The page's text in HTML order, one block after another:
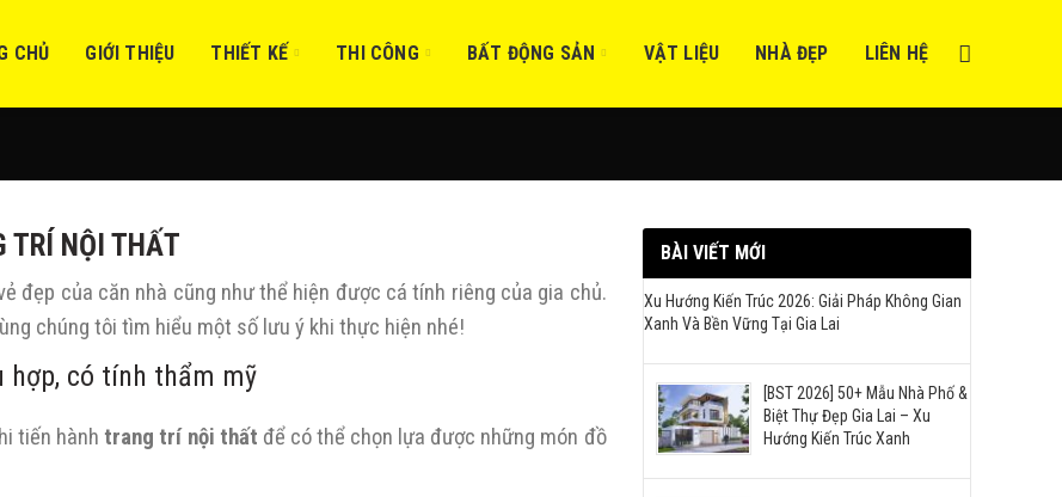
CHỦ GIỚI THIỆU THIẾT KẾ THI CÔNG BẤT ĐỘNG SẢN VẬT LIỆU NHÀ ĐẸP LIÊN HỆ
TRÍ NỘI THẤT
đẹp của căn nhà cũng như thể hiện được cá tính riêng của gia chủ.
chúng tôi tìm hiểu một số lưu ý khi thực hiện nhé!
có tính thẩm mỹ
tiến hành trang trí nội thất để có thể chọn lựa được những món đồ
BÀI VIẾT MỚI
Xu Hướng Kiến Trúc 2026: Giải Pháp Không Gian
Xanh Và Bền Vững Tại Gia Lai
[BST 2026] 50+ Mẫu Nhà Phố &
Biệt Thự Đẹp Gia Lai – Xu
Hướng Kiến Trúc Xanh